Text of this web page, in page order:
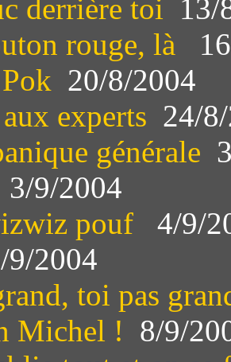
derrière toi 13/
rouge, là
20/8/2004
experts 24/
générale
3/9/2004
pouf
4/9/
9/2004
toi pas
Michel ! 8/9/